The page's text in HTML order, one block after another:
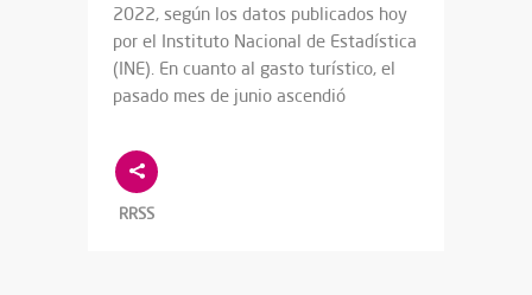
2022, según los datos publicados hoy
por el Instituto Nacional de Estadística
(INE). En cuanto al gasto turístico, el
pasado mes de junio ascendió
RRSS